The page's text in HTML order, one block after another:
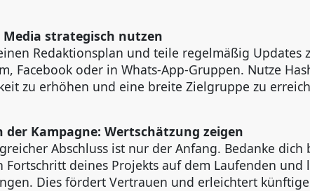
Media strategisch nutzen
Redaktionsplan und teile regelmäßig
Facebook oder in Whats-App-Gruppen. Nutze
zu erhöhen und eine breite Zielgruppe zu
der Kampagne: Wertschätzung zeigen
Abschluss ist nur der Anfang. Bedanke
Fortschritt deines Projekts auf dem Laufenden
Dies fördert Vertrauen und erleichtert